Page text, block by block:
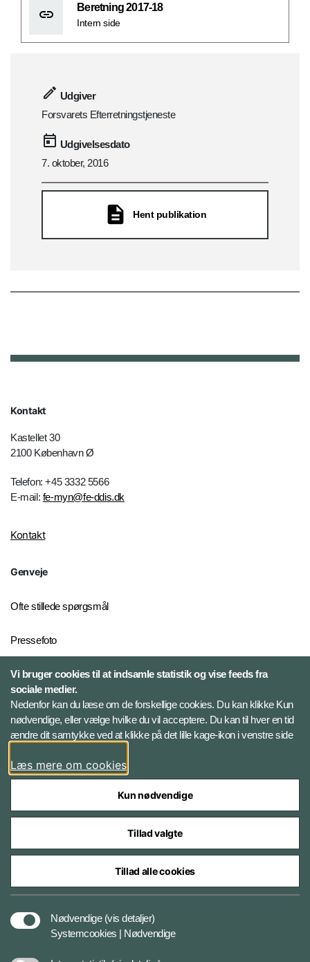
Beretning 2017-18
Intern side
Udgiver
Forsvarets Efterretningstjeneste
Udgivelsesdato
7. oktober, 2016
Hent publikation
Kontakt
Kastellet 30
2100 København Ø
Telefon: +45 3332 5566
E-mail: fe-myn@fe-ddis.dk
Kontakt
Genveje
Ofte stillede spørgsmål
Pressefoto
Risiko- og trusselsvurderinger
Ekstern whistleblowerordning
for FE
Linkedin
Vi bruger cookies til at indsamle statistik og vise feeds fra
sociale medier.
Nedenfor kan du læse om de forskellige cookies. Du kan klikke Kun
nødvendige, eller vælge hvilke du vil acceptere. Du kan til hver en tid
ændre dit samtykke ved at klikke på det lille kage-ikon i venstre side
Læs mere om cookies
Kun nødvendige
Tillad valgte
Tillad alle cookies
Nødvendige (vis detaljer)
Systemcookies | Nødvendige